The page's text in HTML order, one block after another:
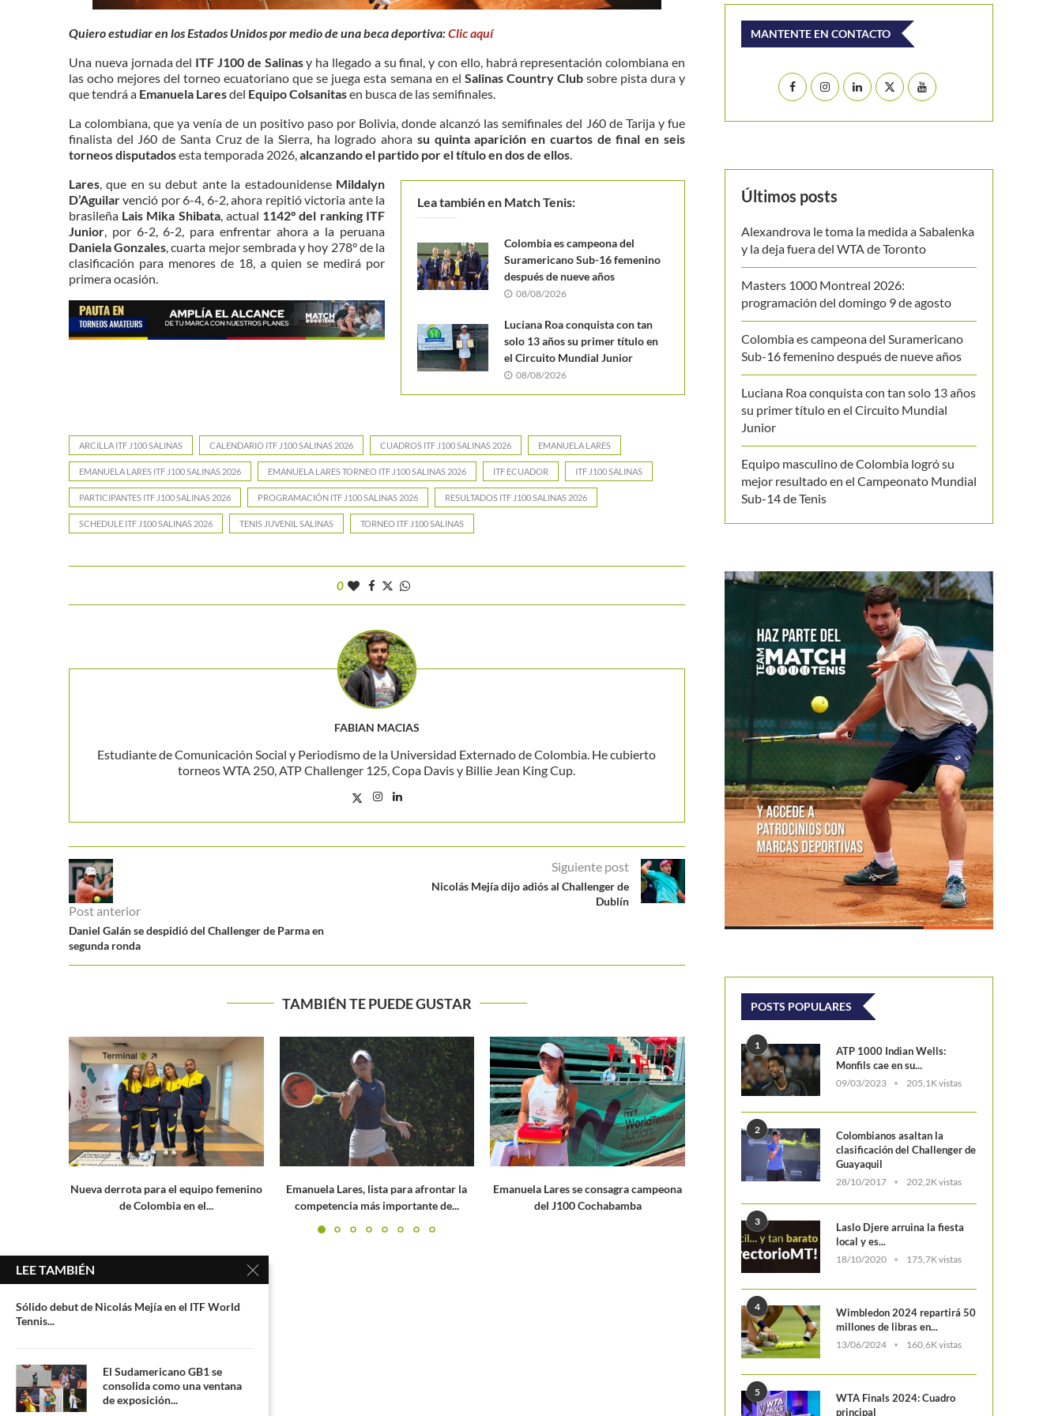
Quiero estudiar en los Estados Unidos por medio de una beca deportiva:Clic aquí
Una nueva jornada del ITF J100 de Salinasy ha llegado a su final, y con ello, habrá representación colombiana en
las ocho mejores del torneo ecuatoriano que se juega esta semana en el Salinas Country Clubsobre pista dura y
que tendrá a Emanuela Laresdel Equipo Colsanitasen busca de las semifinales.
La colombiana, que ya venía de un positivo paso por Bolivia, donde alcanzó las semifinales del J60 de Tarija y fue
finalista del J60 de Santa Cruz de la Sierra, ha logrado ahora su quinta aparición en cuartos de final en seis
torneos disputadosesta temporada 2026, alcanzando el partido por el título en dos de ellos
Lea también en Match Tenis:
Colombia es campeona del
Suramericano Sub-16 femenino
después de nueve años
08/08/2026
Luciana Roa conquista con tan
solo 13 años su primer título en
el Circuito Mundial Junior
08/08/2026
Lares , que en su debut ante la estadounidense Mildalyn
D’Aguilarvenció por 6-4, 6-2, ahora repitió victoria ante la
brasileña Lais Mika Shibata, actual 1142° del ranking ITF
Junior , por 6-2, 6-2, para enfrentar ahora a la peruana
Daniela Gonzales , cuarta mejor sembrada y hoy 278° de la
clasificación para menores de 18, a quien se medirá por
primera ocasión.
ARCILLA ITF J100 SALINAS CALENDARIO ITF J100 SALINAS 2026 CUADROS ITF J100 SALINAS 2026 EMANUELA LARES
EMANUELA LARES ITF J100 SALINAS 2026 EMANUELA LARES TORNEO ITF J100 SALINAS 2026 ITF ECUADOR ITF J100 SALINAS
PARTICIPANTES ITF J100 SALINAS 2026 PROGRAMACIÓN ITF J100 SALINAS 2026 RESULTADOS ITF J100 SALINAS 2026
SCHEDULE ITF J100 SALINAS 2026 TENIS JUVENIL SALINAS TORNEO ITF J100 SALINAS
0
FABIAN MACIAS
Estudiante de Comunicación Social y Periodismo de la Universidad Externado de Colombia. He cubierto
torneos WTA 250, ATP Challenger 125, Copa Davis y Billie Jean King Cup.
Post anterior
Daniel Galán se despidió del Challenger de Parma en
segunda ronda
Siguiente post
Nicolás Mejía dijo adiós al Challenger de
Dublín
TAMBIÉN TE PUEDE GUSTAR
Emanuela Lares, lista para afrontar la
competencia más importante de...
Emanuela Lares se consagra campeona
del J100 Cochabamba
Emanuela Lares cierra con subtítulo
una semana positiva en el...
Trece tenistas colombianos dicen
presente en el Cosat Grado 1...
Definida la final del Torneo
MANTENTE EN CONTACTO
Últimos posts
Alexandrova le toma la medida a Sabalenka
y la deja fuera del WTA de Toronto
Masters 1000 Montreal 2026:
programación del domingo 9 de agosto
Colombia es campeona del Suramericano
Sub-16 femenino después de nueve años
Luciana Roa conquista con tan solo 13 años
su primer título en el Circuito Mundial
Junior
Equipo masculino de Colombia logró su
mejor resultado en el Campeonato Mundial
Sub-14 de Tenis
POSTS POPULARES
1
ATP 1000 Indian Wells:
Monfils cae en su...
09/03/2023 205,1K vistas
2
Colombianos asaltan la
clasificación del Challenger de
Guayaquil
28/10/2017 202,2K vistas
3
Laslo Djere arruina la fiesta
local y es...
18/10/2020 175,7K vistas
4
Wimbledon 2024 repartirá 50
millones de libras en...
13/06/2024 160,6K vistas
5
WTA Finals 2024: Cuadro
principal
LEE TAMBIÉN
Sólido debut de Nicolás Mejía en el ITF World
Tennis...
El Sudamericano GB1 se
consolida como una ventana
de exposición...